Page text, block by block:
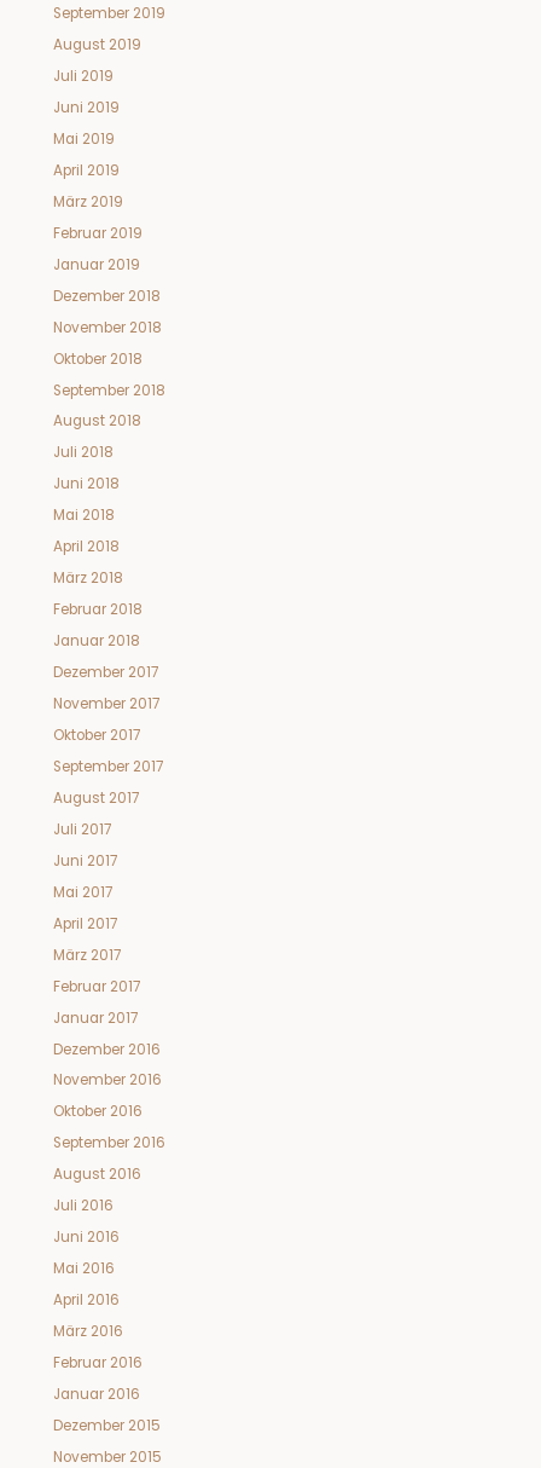
September 2019
August 2019
Juli 2019
Juni 2019
Mai 2019
April 2019
März 2019
Februar 2019
Januar 2019
Dezember 2018
November 2018
Oktober 2018
September 2018
August 2018
Juli 2018
Juni 2018
Mai 2018
April 2018
März 2018
Februar 2018
Januar 2018
Dezember 2017
November 2017
Oktober 2017
September 2017
August 2017
Juli 2017
Juni 2017
Mai 2017
April 2017
März 2017
Februar 2017
Januar 2017
Dezember 2016
November 2016
Oktober 2016
September 2016
August 2016
Juli 2016
Juni 2016
Mai 2016
April 2016
März 2016
Februar 2016
Januar 2016
Dezember 2015
November 2015